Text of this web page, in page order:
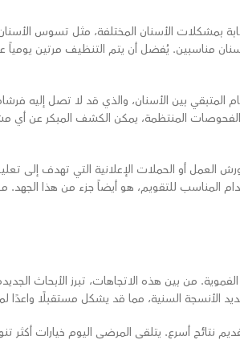
بمشكلات الأسنان المختلفة، مثل تسوس
مناسبين. يُفضل أن يتم التنظيف مرتين يومياً
بين الأسنان، والذي قد لا تصل إليه
الفحوصات المنتظمة، يمكن الكشف المبكر عن
العمل أو الحملات الإعلانية التي تهدف إلى
المناسب للتقويم، هو أيضاً جزء من هذا
من بين هذه الاتجاهات، تبرز الأبحاث
الأنسجة السنية، مما قد يشكل مستقبلًا واعدًا
نتائج أسرع. يتلقى المرضى اليوم خيارات أكثر